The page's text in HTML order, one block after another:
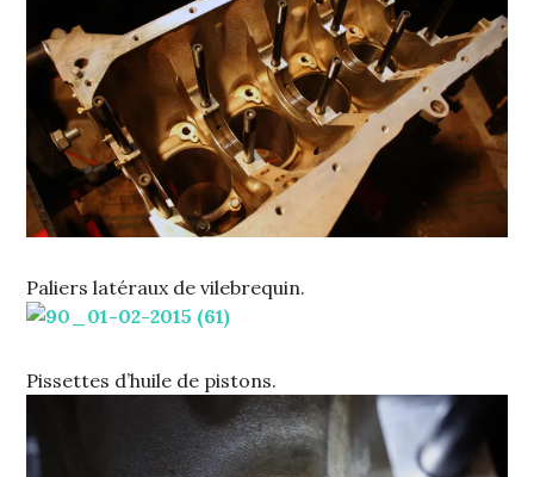
Paliers latéraux de vilebrequin.
Pissettes d’huile de pistons.